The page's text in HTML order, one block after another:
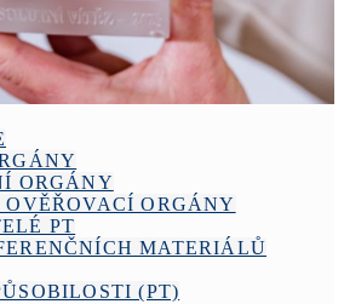
ORGÁNY
ORGÁNY
PT
MATERIÁLŮ
(PT)